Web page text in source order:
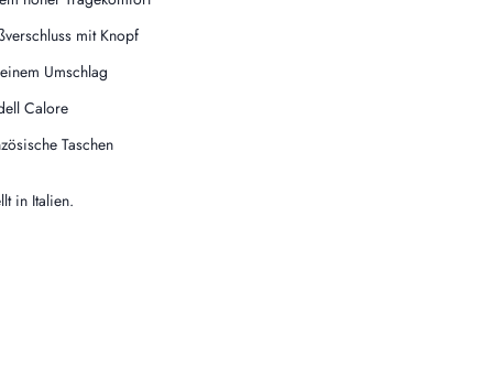
mit Knopf
Umschlag
Calore
Taschen
in Italien.